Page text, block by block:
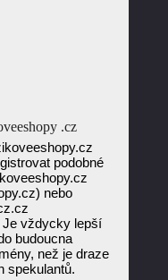
.cz
podobné
nebo
vždycky lepší
budoucna
než je draze
spekulantů.